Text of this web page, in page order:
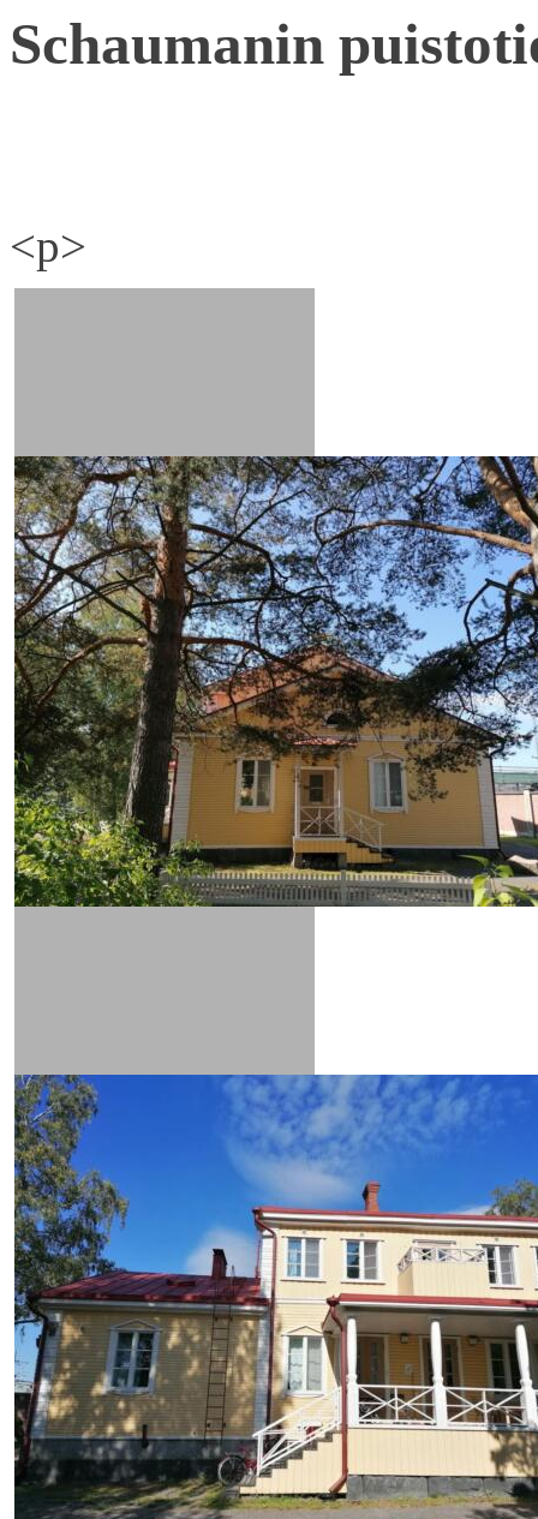
Schaumanin
<p>